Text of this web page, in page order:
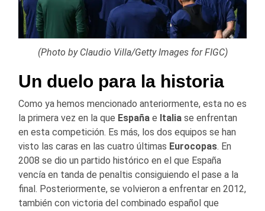
(Photo by Claudio Villa/Getty Images for FIGC)
Un duelo para la historia
Como ya hemos mencionado anteriormente, esta no es
la primera vez en la que España e Italia se enfrentan
en esta competición. Es más, los dos equipos se han
visto las caras en las cuatro últimas Eurocopas. En
2008 se dio un partido histórico en el que España
vencía en tanda de penaltis consiguiendo el pase a la
final. Posteriormente, se volvieron a enfrentar en 2012,
también con victoria del combinado español que